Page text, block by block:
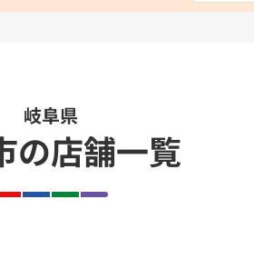
岐阜県
の店舗一覧